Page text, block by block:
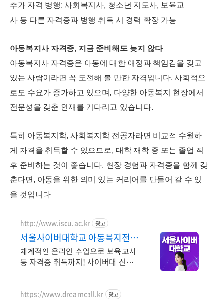
추가 자격 병행: 사회복지사, 청소년 지도사, 보육교
사 등 다른 자격증과 병행 취득 시 경력 확장 가능
아동복지사 자격증, 지금 준비해도 늦지 않다
아동복지사 자격증은 아동에 대한 애정과 책임감을 갖고
있는 사람이라면 꼭 도전해 볼 만한 자격입니다. 사회적으
로도 수요가 증가하고 있으며, 다양한 아동복지 현장에서
전문성을 갖춘 인재를 기다리고 있습니다.
특히 아동복지학, 사회복지학 전공자라면 비교적 수월하
게 자격을 취득할 수 있으므로, 대학 재학 중 또는 졸업 직
후 준비하는 것이 좋습니다. 현장 경험과 자격증을 함께 갖
춘다면, 아동을 위한 의미 있는 커리어를 만들어 갈 수 있
을 것입니다
http://www.iscu.ac.kr 광고
서울사이버대학교 아동복지전공
2026 가을학기 신편입생
체계적인 온라인 수업으로 보육교사
등 자격증 취득까지! 사이버대 신입
https://www.dreamcall.kr 광고